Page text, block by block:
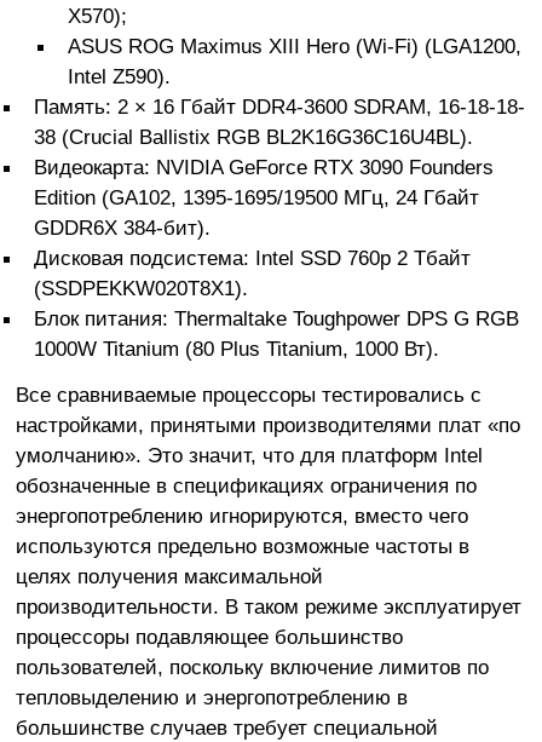
X570);
ASUS ROG Maximus XIII Hero (Wi-Fi) (LGA1200,
Intel Z590).
Память: 2 × 16 Гбайт DDR4-3600 SDRAM, 16-18-18-
38 (Crucial Ballistix RGB BL2K16G36C16U4BL).
Видеокарта: NVIDIA GeForce RTX 3090 Founders
Edition (GA102, 1395-1695/19500 МГц, 24 Гбайт
GDDR6X 384-бит).
Дисковая подсистема: Intel SSD 760p 2 Тбайт
(SSDPEKKW020T8X1).
Блок питания: Thermaltake Toughpower DPS G RGB
1000W Titanium (80 Plus Titanium, 1000 Вт).
Все сравниваемые процессоры тестировались с
настройками, принятыми производителями плат «по
умолчанию». Это значит, что для платформ Intel
обозначенные в спецификациях ограничения по
энергопотреблению игнорируются, вместо чего
используются предельно возможные частоты в
целях получения максимальной
производительности. В таком режиме эксплуатирует
процессоры подавляющее большинство
пользователей, поскольку включение лимитов по
тепловыделению и энергопотреблению в
большинстве случаев требует специальной